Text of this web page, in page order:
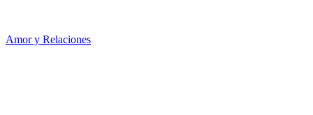
Amor y Relaciones